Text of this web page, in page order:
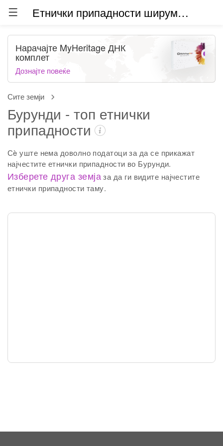
Етнички припадности ширум светот (бета)
Сите земји
Бурунди - топ етнички
припадности
Сè уште нема доволно податоци за да се прикажат
најчестите етнички припадности во Бурунди.
Изберете друга земја за да ги видите најчестите
етнички припадности таму.
Нарачајте MyHeritage ДНК
комплет
Дознајте повеќе